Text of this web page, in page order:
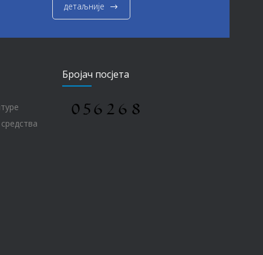
детаљније
Бројач посјета